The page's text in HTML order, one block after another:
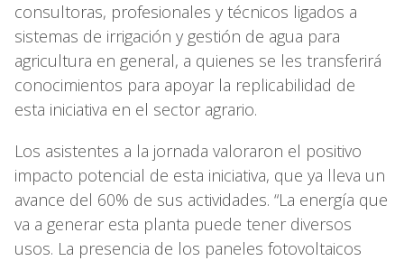
consultoras, profesionales y técnicos ligados a
sistemas de irrigación y gestión de agua para
agricultura en general, a quienes se les transferirá
conocimientos para apoyar la replicabilidad de
esta iniciativa en el sector agrario.
Los asistentes a la jornada valoraron el positivo
impacto potencial de esta iniciativa, que ya lleva un
avance del 60% de sus actividades. “La energía que
va a generar esta planta puede tener diversos
usos. La presencia de los paneles fotovoltaicos